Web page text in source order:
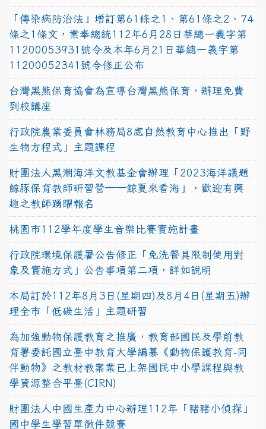
「傳染病防治法」增訂第61條之1、第61條之2、74
條之1條文，業奉總統112年6月28日華總一義字第
11200053931號令及本年6月21日華總一義字第
11200052341號令修正公布
台灣黑熊保育協會為宣導台灣黑熊保育，辦理免費
到校講座
行政院農業委員會林務局8處自然教育中心推出「野
生物方程式」主題課程
財團法人黑潮海洋文教基金會辦理「2023海洋議題
鯨豚保育教師研習營──鯨夏來看海」，歡迎有興
趣之教師踴躍報名
桃園市112學年度學生音樂比賽實施計畫
行政院環境保護署公告修正「免洗餐具限制使用對
象及實施方式」公告事項第二項，詳如說明
本局訂於112年8月3日(星期四)及8月4日(星期五)辦
理全市「低碳生活」主題研習
為加強動物保護教育之推廣，教育部國民及學前教
育署委託國立臺中教育大學編纂《動物保護教育-同
伴動物》之教材教案業已上架國民中小學課程與教
學資源整合平臺(CIRN)
財團法人中國生產力中心辦理112年「豬豬小偵探」
國中學生學習單徵件競賽